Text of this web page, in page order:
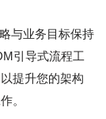
与业务目标保持
引导式流程工
提升您的架构
。